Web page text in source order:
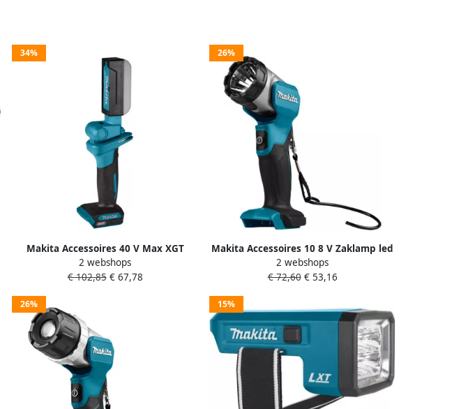
34%
Makita Accessoires 40 V Max XGT
Zaklamp led DEBML006G
2 webshops
€ 102,85€ 67,78
26%
Makita Accessoires 10 8 V Zaklamp led
DEAML105
2 webshops
€ 72,60€ 53,16
26% 15%